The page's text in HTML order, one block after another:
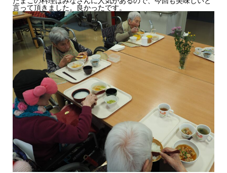
言って頂きました。良かったです。